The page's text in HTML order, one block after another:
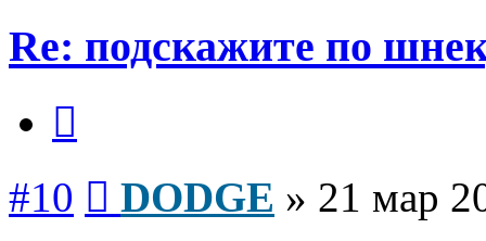
Re: подскажите по
#10 DODGE » 21 мар